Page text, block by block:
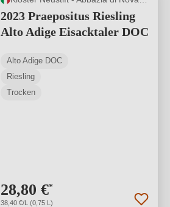
2023 Praepositus Riesling
Alto Adige Eisacktaler DOC
Alto Adige DOC
Riesling
Trocken
28,80 €*
38,40 €/L (0,75 L)